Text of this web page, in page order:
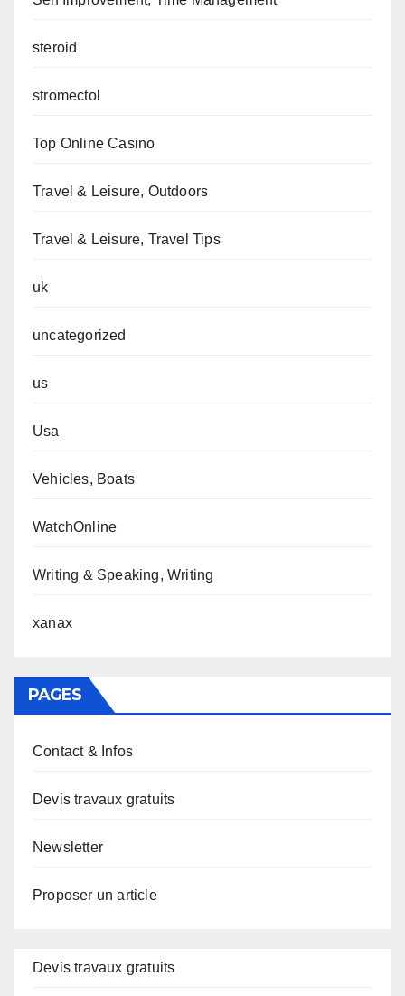
steroid
stromectol
Top Online Casino
Travel & Leisure, Outdoors
Travel & Leisure, Travel Tips
uk
uncategorized
us
Usa
Vehicles, Boats
WatchOnline
Writing & Speaking, Writing
xanax
PAGES
Contact & Infos
Devis travaux gratuits
Newsletter
Proposer un article
Devis travaux gratuits